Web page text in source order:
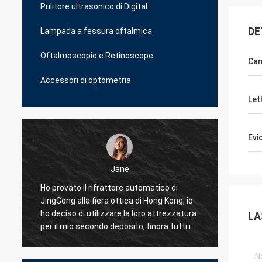
Pulitore ultrasonico di Digital
Lampada a fessura oftalmica
Oftalmoscopio e Retinoscope
Accessori di optometria
Jane
Ho provato il rifrattore automatico di
JingGong alla fiera ottica di Hong Kong, io
ho deciso di utilizzare la loro attrezzatura
per il mio secondo deposito, finora tutti i
miei 10 negozi sopra l'Albania sto usando
è il